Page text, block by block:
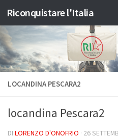
Salta al contenuto
Riconquistare l'Italia
LOCANDINA PESCARA2
locandina Pescara2
DI LORENZO D'ONOFRIO · 26